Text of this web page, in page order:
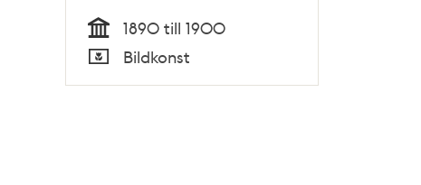
Tid
1890 till 1900
Typ
Bildkonst